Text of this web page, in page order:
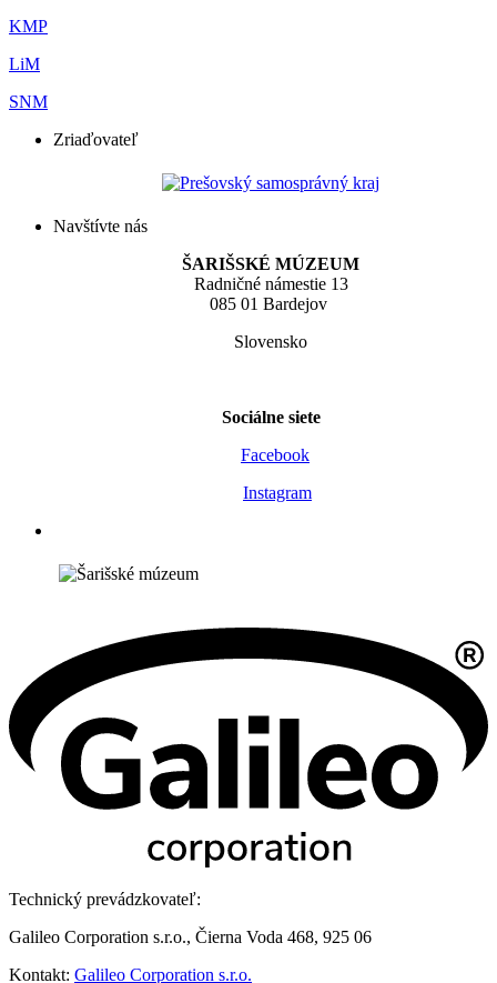
KMP
LiM
SNM
Zriaďovateľ
Navštívte nás
ŠARIŠSKÉ MÚZEUM
Radničné námestie 13
085 01 Bardejov
Slovensko
Sociálne siete
Facebook
Instagram
Technický prevádzkovateľ:
Galileo Corporation s.r.o., Čierna Voda 468, 925 06
Kontakt: Galileo Corporation s.r.o.